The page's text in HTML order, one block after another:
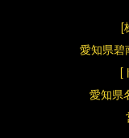
[
愛知県碧
[
愛知県